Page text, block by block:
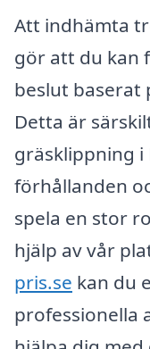
Att indhämta
gör att du kan
beslut baserat
Detta är
gräsklippning i
förhållanden
spela en stor
hjälp av vår
pris.se kan du
professionella